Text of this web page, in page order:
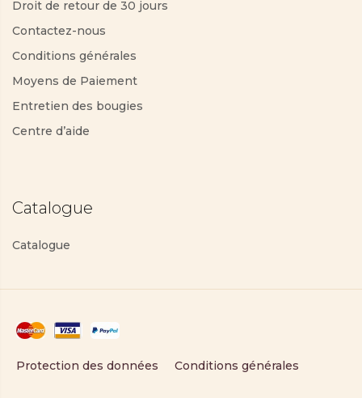
Droit de retour de 30 jours
Contactez-nous
Conditions générales
Moyens de Paiement
Entretien des bougies
Centre d’aide
Catalogue
Catalogue
Protection des données Conditions générales